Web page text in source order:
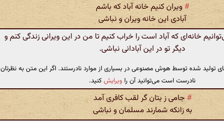
# ویران کنیم خانه آباد که باشم
آبادی این خانه ویران و نباشی
خانه‌ای که آباد است را خراب کنیم تا من در این ویرانی زندگی کنم و
دیگر تو در این آبادانی نباشی.
تولید شده توسط هوش مصنوعی در بسیاری از موارد نادرستند. اگر این متن به نظرتان
نادرست است می‌توانید آن را ویرایشکنید.
# جامی ز بتان گر لقب کافری آمد
به زانکه شمارند مسلمان و نباشی